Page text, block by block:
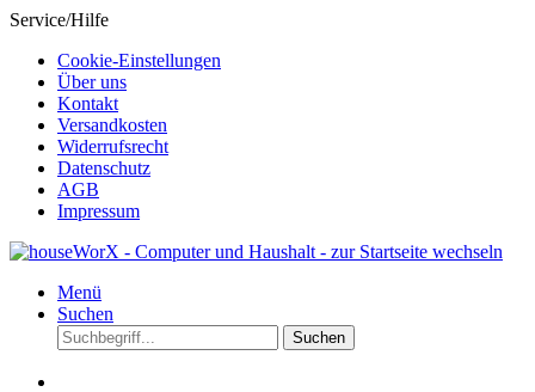
Service/Hilfe
Cookie-Einstellungen
Über uns
Kontakt
Versandkosten
Widerrufsrecht
Datenschutz
AGB
Impressum
Menü
Suchen
Suchen